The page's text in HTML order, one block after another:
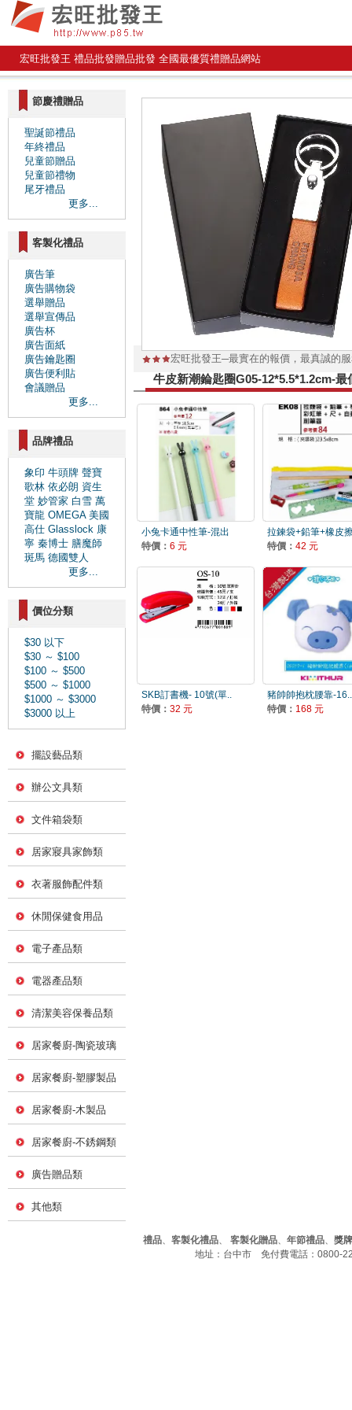
宏旺批發王 禮品批發贈品批發 全國最優質禮贈品網站
節慶禮贈品
聖誕節禮品
年終禮品
兒童節贈品
兒童節禮物
尾牙禮品
更多...
客製化禮品
廣告筆
廣告購物袋
選舉贈品
選舉宣傳品
廣告杯
廣告面紙
廣告鑰匙圈
廣告便利貼
會議贈品
更多...
品牌禮品
象印 牛頭牌 聲寶
歌林 依必朗 資生
堂 妙管家 白雪 萬
寶龍 OMEGA 美國
高仕 Glasslock 康
寧 秦博士 膳魔師
斑馬 德國雙人
更多...
價位分類
$30 以下
$30 ～ $100
$100 ～ $500
$500 ～ $1000
$1000 ～ $3000
$3000 以上
擺設藝品類
辦公文具類
文件箱袋類
居家寢具家飾類
衣著服飾配件類
休閒保健食用品
電子產品類
電器產品類
清潔美容保養品類
居家餐廚-陶瓷玻璃
居家餐廚-塑膠製品
居家餐廚-木製品
居家餐廚-不銹鋼類
廣告贈品類
其他類
宏旺批發王─最實在的報價，最真誠的
牛皮新潮錀匙圈G05-12*5.5*1.2cm-
小兔卡通中性筆-混出
特價： 6 元
拉鍊袋+鉛筆+橡皮
特價： 42 元
SKB訂書機- 10號(單..
特價： 32 元
豬帥帥抱枕腰靠-16..
特價： 168 元
禮品、 客製化禮品、 客製化贈品、 年節禮品、 獎
地址：台中市 免付費電話：0800-